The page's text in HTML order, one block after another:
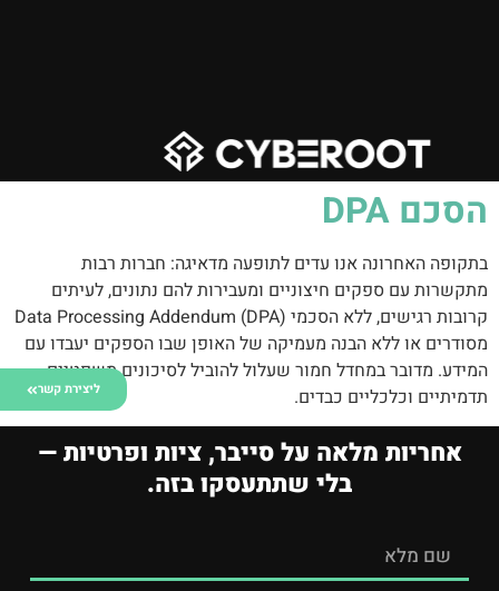
ליצירת קשר
הסכם DPA
בתקופה האחרונה אנו עדים לתופעה מדאיגה: חברות רבות
מתקשרות עם ספקים חיצוניים ומעבירות להם נתונים, לעיתים
קרובות רגישים, ללא הסכמי Data Processing Addendum (DPA)
מסודרים או ללא הבנה מעמיקה של האופן שבו הספקים יעבדו עם
המידע. מדובר במחדל חמור שעלול להוביל לסיכונים משפטיים,
תדמיתיים וכלכליים כבדים.
אחריות מלאה על סייבר, ציות ופרטיות —
בלי שתתעסקו בזה.